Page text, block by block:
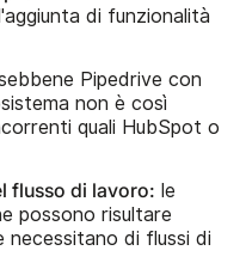
di funzionalità
Pipedrive con
non è così
quali HubSpot o
flusso di lavoro: le
possono risultare
necessitano di flussi di